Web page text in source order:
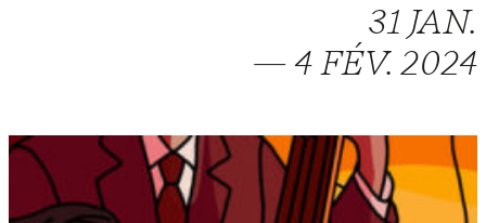
31 JAN.
— 4 FÉV. 2024